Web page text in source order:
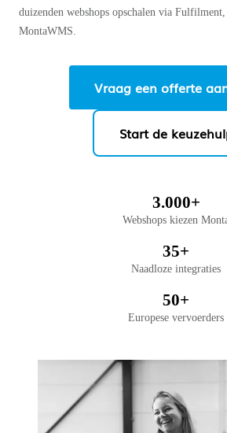
duizenden webshops opschalen via
MontaWMS.
Vraag een offerte
Start de
3.000+
Webshops kiezen
35+
Naadloze integraties
50+
Europese vervoerders